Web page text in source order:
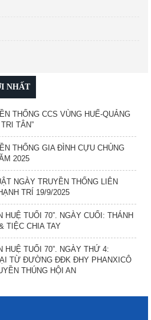
NHẤT
THỐNG CCS VÙNG HUẾ-QUẢNG
TÂN”
THỐNG GIA ĐÌNH CỰU CHỦNG
2025
NGÀY TRUYỀN THỐNG LIÊN
TRÍ 19/9/2025
HUỆ TUỔI 70”. NGÀY CUỐI: THÁNH
TIỆC CHIA TAY
HUỆ TUỔI 70”. NGÀY THỨ 4:
TỪ ĐƯỜNG ĐĐK ĐHY PHANXICÔ
THÚNG HỘI AN